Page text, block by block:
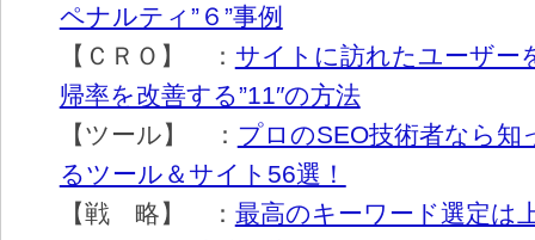
ペナルティ”６”事例
【ＣＲＯ】 ： サイトに訪れたユーザー
帰率を改善する”11″の方法
【ツール】 ： プロのSEO技術者なら知
るツール＆サイト56選！
【戦 略】 ： 最高のキーワード選定は